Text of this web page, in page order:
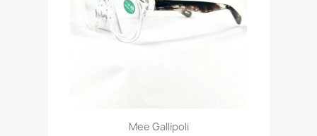
Mee Gallipoli